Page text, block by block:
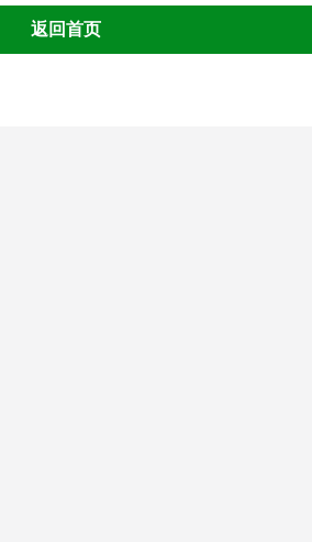
返回首页